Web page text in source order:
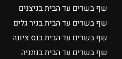
שף בשרים עד הבית בניצנים
שף בשרים עד הבית בניר גלים
שף בשרים עד הבית בנס ציונה
שף בשרים עד הבית בנתניה